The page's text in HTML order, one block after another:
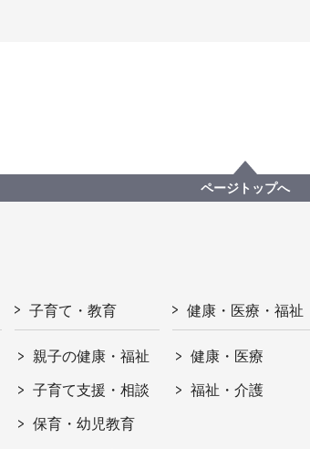
ページトップへ
子育て・教育
親子の健康・福祉
子育て支援・相談
保育・幼児教育
健康・医療・福祉
健康・医療
福祉・介護